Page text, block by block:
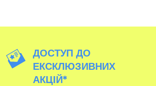
ДОСТУП ДО
ЕКСКЛЮЗИВНИХ
АКЦІЙ*